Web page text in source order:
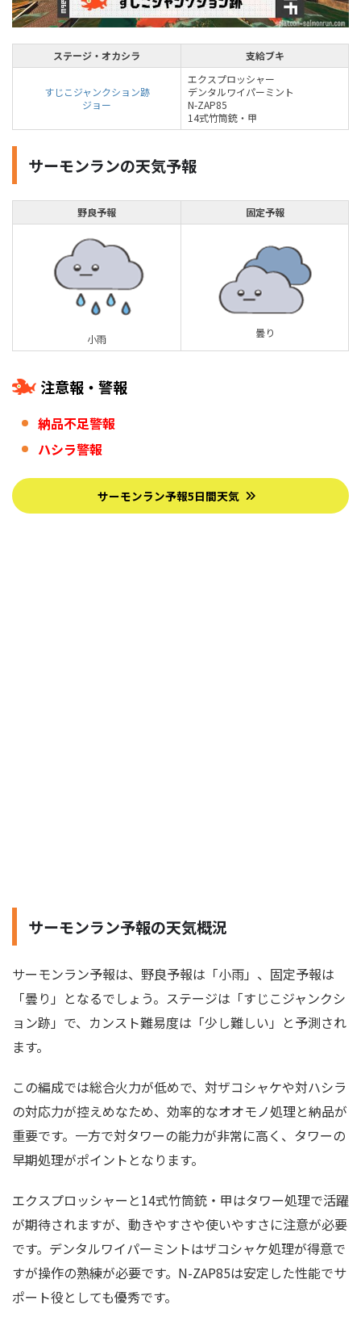
ステージ・オカシラ 支給ブキ
すじこジャンクション跡
ジョー
エクスプロッシャー
デンタルワイパーミント
N-ZAP85
14式竹筒銃・甲
サーモンランの天気予報
野良予報 固定予報
小雨 曇り
注意報・警報
納品不足警報
ハシラ警報
サーモンラン予報5日間天気
サーモンラン予報の天気概況
サーモンラン予報は、野良予報は「小雨」、固定予報は
「曇り」となるでしょう。ステージは「すじこジャンクシ
ョン跡」で、カンスト難易度は「少し難しい」と予測され
ます。
この編成では総合火力が低めで、対ザコシャケや対ハシラ
の対応力が控えめなため、効率的なオオモノ処理と納品が
重要です。一方で対タワーの能力が非常に高く、タワーの
早期処理がポイントとなります。
エクスプロッシャーと14式竹筒銃・甲はタワー処理で活躍
が期待されますが、動きやすさや使いやすさに注意が必要
です。デンタルワイパーミントはザコシャケ処理が得意で
すが操作の熟練が必要です。N-ZAP85は安定した性能でサ
ポート役としても優秀です。